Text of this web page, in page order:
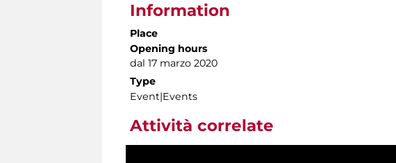
Information
Place
Opening hours
dal 17 marzo 2020
Type
Event|Events
Attività correlate